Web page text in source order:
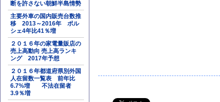
断を許さない朝鮮半島情勢
主要外車の国内販売台数推
移 2013～2016年 ポル
シェ4年比41％増
２０１６年の家電量販店の
売上高動向 売上高ランキ
ング 2017年予想
２０１６年都道府県別外国
人在留数一覧表 前年比
6.7%増 不法在留者
3.9％増